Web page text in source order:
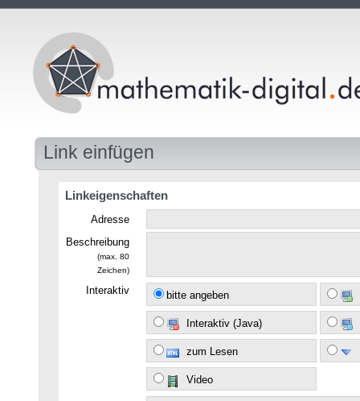
Link einfügen
Linkeigenschaften
Adresse
Beschreibung
(max. 80
Zeichen)
Interaktiv bitte angeben
Interaktiv (Java)
zum Lesen
Video